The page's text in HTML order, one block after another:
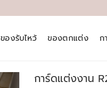
ของรับไหว้ ของตกแต่ง ก
การ์ดแต่งงาน